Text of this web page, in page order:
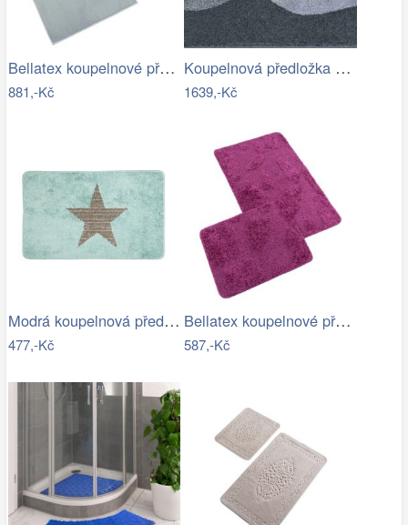
Bellatex koupelnové předložky BANYGOLD…
881,-Kč
Koupelnová předložka HILLS
1639,-Kč
Modrá koupelnová předložka s hvězdou -…
477,-Kč
Bellatex koupelnové předložky…
587,-Kč